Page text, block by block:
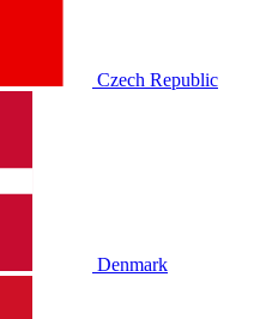
Czech Republic
Denmark